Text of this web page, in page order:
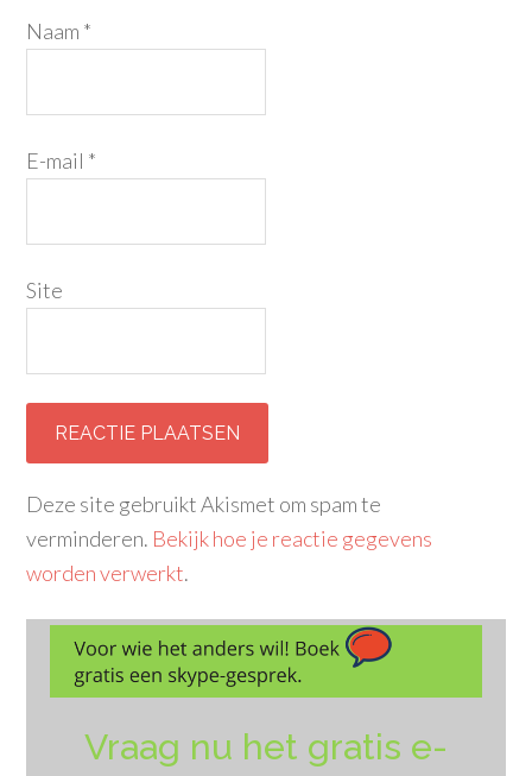
Naam *
E-mail *
Site
Deze site gebruikt Akismet om spam te
verminderen. Bekijk hoe je reactie gegevens
worden verwerkt.
Vraag nu het gratis e-